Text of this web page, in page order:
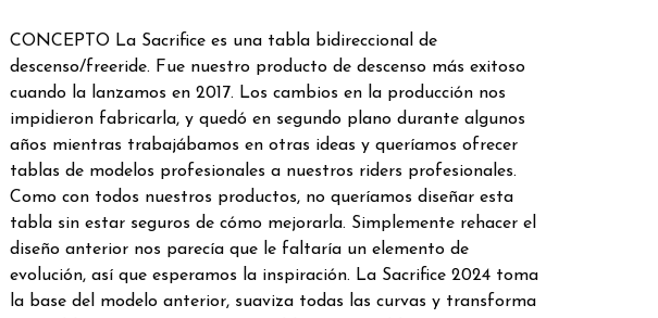
CONCEPTO La Sacrifice es una tabla bidireccional de
descenso/freeride. Fue nuestro producto de descenso más exitoso
cuando la lanzamos en 2017. Los cambios en la producción nos
impidieron fabricarla, y quedó en segundo plano durante algunos
años mientras trabajábamos en otras ideas y queríamos ofrecer
tablas de modelos profesionales a nuestros riders profesionales.
Como con todos nuestros productos, no queríamos diseñar esta
tabla sin estar seguros de cómo mejorarla. Simplemente rehacer el
diseño anterior nos parecía que le faltaría un elemento de
evolución, así que esperamos la inspiración. La Sacrifice 2024 toma
la base del modelo anterior, suaviza todas las curvas y transforma